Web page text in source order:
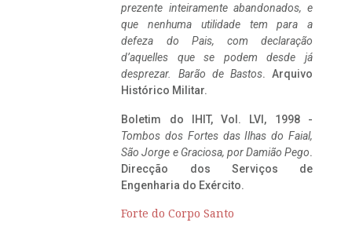
prezente inteiramente abandonados, e
que nenhuma utilidade tem para a
defeza do Pais, com declaração
d’aquelles que se podem desde já
desprezar. Barão de Bastos. Arquivo
Histórico Militar.
Boletim do IHIT, Vol. LVI, 1998 -
Tombos dos Fortes das Ilhas do Faial,
São Jorge e Graciosa, por Damião Pego.
Direcção dos Serviços de
Engenharia do Exército.
Forte do Corpo Santo